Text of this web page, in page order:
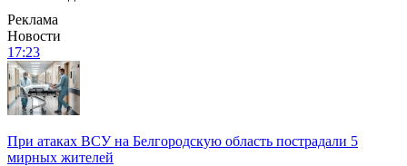
Реклама
Новости
17:23
При атаках ВСУ на Белгородскую область пострадали 5
мирных жителей